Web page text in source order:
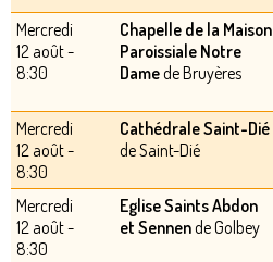
Mercredi
12 août -
8:30
Chapelle de la Maison
Paroissiale Notre
Damede Bruyères
Mercredi
12 août -
8:30
Cathédrale Saint-Dié
de Saint-Dié
Mercredi
12 août -
8:30
Eglise Saints Abdon
et Sennende Golbey